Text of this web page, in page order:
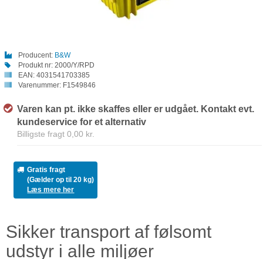
Producent: B&W
Produkt nr: 2000/Y/RPD
EAN: 4031541703385
Varenummer: F1549846
Varen kan pt. ikke skaffes eller er udgået. Kontakt evt.
kundeservice for et alternativ
Billigste fragt 0,00 kr.
Gratis fragt
(Gælder op til 20 kg)
Læs mere her
Sikker transport af følsomt
udstyr i alle miljøer